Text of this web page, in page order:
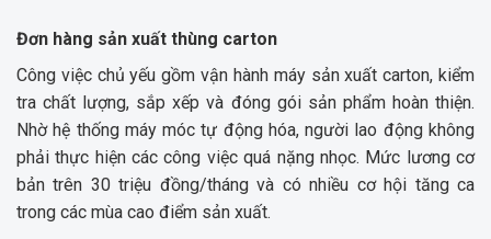
Đơn hàng sản xuất thùng carton
Công việc chủ yếu gồm vận hành máy sản xuất carton, kiểm
tra chất lượng, sắp xếp và đóng gói sản phẩm hoàn thiện.
Nhờ hệ thống máy móc tự động hóa, người lao động không
phải thực hiện các công việc quá nặng nhọc. Mức lương cơ
bản trên 30 triệu đồng/tháng và có nhiều cơ hội tăng ca
trong các mùa cao điểm sản xuất.